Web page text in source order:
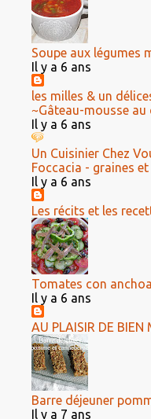
Soupe aux légumes
Il y a 6 ans
les milles & un
~Gâteau-mousse
Il y a 6 ans
Un Cuisinier Chez
Foccacia - graines
Il y a 6 ans
Les récits et les
Tomates con
Il y a 6 ans
AU PLAISIR DE BIEN
Barre déjeuner
Il y a 7 ans